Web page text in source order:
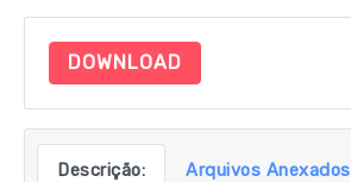
DOWNLOAD
Descrição: Arquivos Anexados